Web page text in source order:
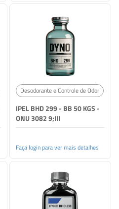
Desodorante e Controle de Odor
IPEL BHD 299 - BB 50 KGS -
ONU 3082 9;III
Faça login para ver mais detalhes